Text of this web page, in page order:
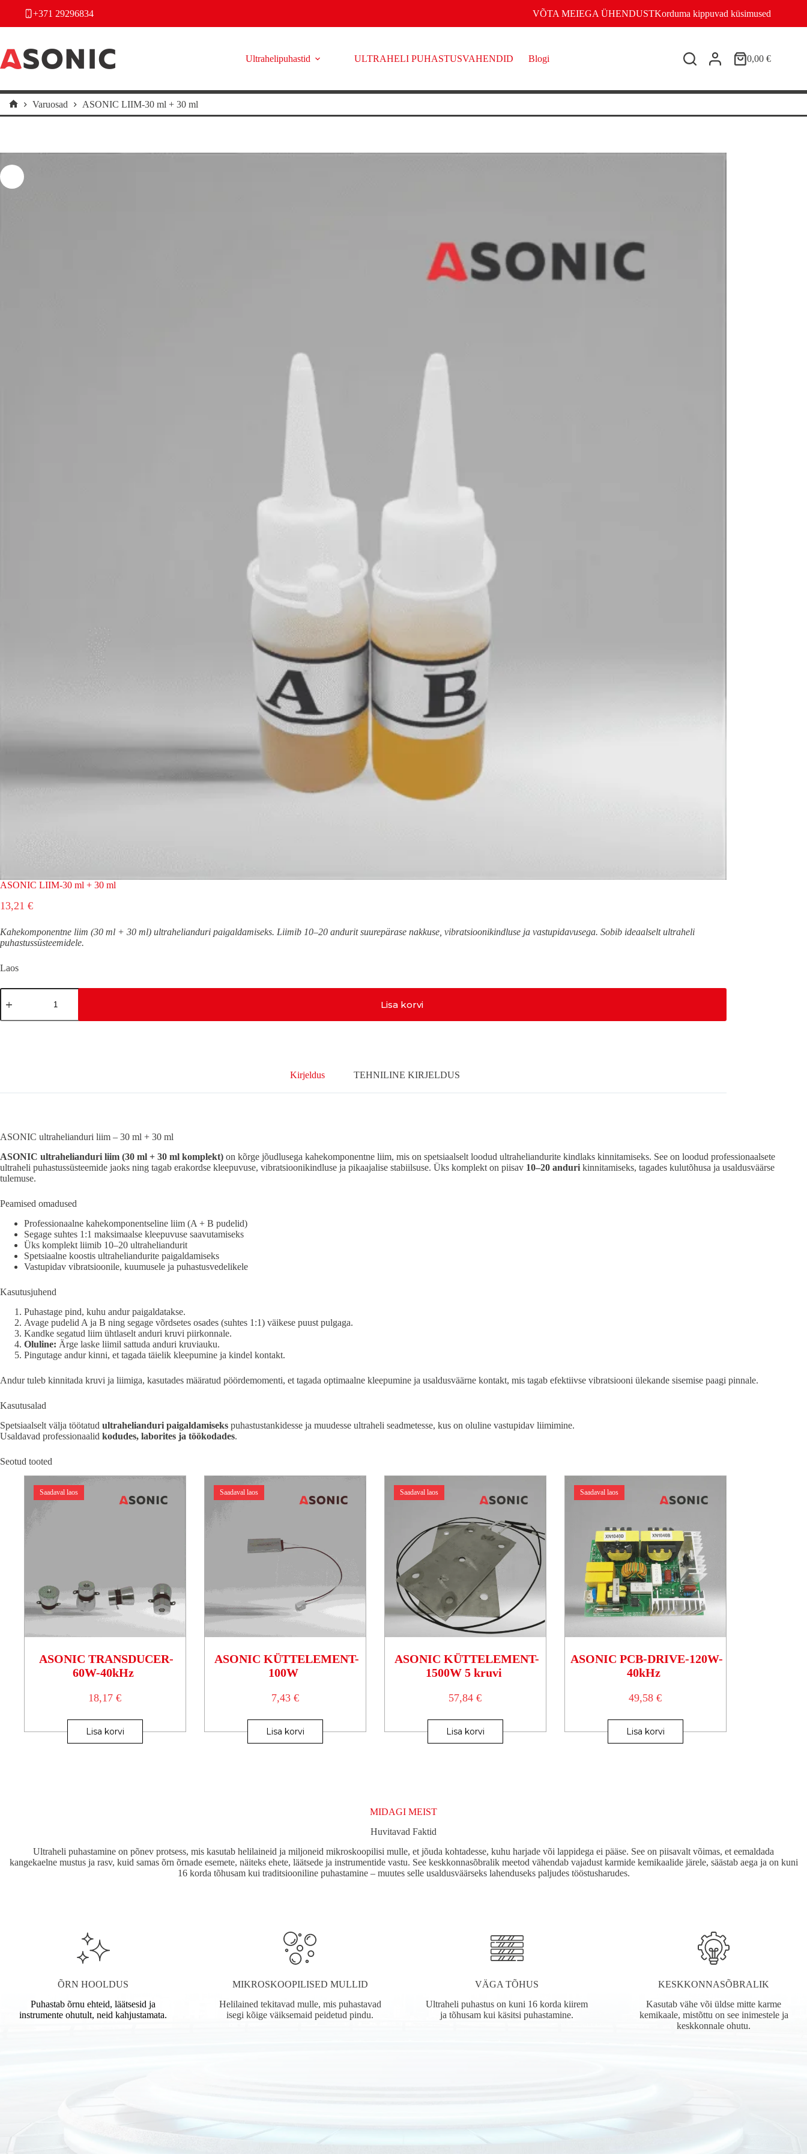
content
+371 29296834 VÕTA MEIEGA ÜHENDUSTKorduma kippuvad küsimused
Ultrahelipuhastid ULTRAHELI PUHASTUSVAHENDID Blogi
Shopping
0,00 €
Home
Varuosad ASONIC LIIM-30 ml + 30 ml
ASONIC LIIM-30 ml + 30 ml
13,21 €
Kahekomponentne liim (30 ml + 30 ml) ultrahelianduri paigaldamiseks. Liimib 10–20 andurit suurepärase nakkuse, vibratsioonikindluse ja vastupidavusega. Sobib ideaalselt ultraheli
puhastussüsteemidele.
Laos
ASONIC
LIIM-
ml
Lisa korvi
Kirjeldus TEHNILINE KIRJELDUS
ASONIC ultrahelianduri liim – 30 ml + 30 ml
ASONIC ultrahelianduri liim (30 ml + 30 ml komplekt) on kõrge jõudlusega kahekomponentne liim, mis on spetsiaalselt loodud ultraheliandurite kindlaks kinnitamiseks. See on loodud professionaalsete
ultraheli puhastussüsteemide jaoks ning tagab erakordse kleepuvuse, vibratsioonikindluse ja pikaajalise stabiilsuse. Üks komplekt on piisav 10–20 anduri kinnitamiseks, tagades kulutõhusa ja usaldusväärse
tulemuse.
Peamised omadused
Professionaalne kahekomponentseline liim (A + B pudelid)
Segage suhtes 1:1 maksimaalse kleepuvuse saavutamiseks
Üks komplekt liimib 10–20 ultraheliandurit
Spetsiaalne koostis ultraheliandurite paigaldamiseks
Vastupidav vibratsioonile, kuumusele ja puhastusvedelikele
Kasutusjuhend
Puhastage pind, kuhu andur paigaldatakse.
Avage pudelid A ja B ning segage võrdsetes osades (suhtes 1:1) väikese puust pulgaga.
Kandke segatud liim ühtlaselt anduri kruvi piirkonnale.
Oluline: Ärge laske liimil sattuda anduri kruviauku.
Pingutage andur kinni, et tagada täielik kleepumine ja kindel kontakt.
Andur tuleb kinnitada kruvi ja liimiga, kasutades määratud pöördemomenti, et tagada optimaalne kleepumine ja usaldusväärne kontakt, mis tagab efektiivse vibratsiooni ülekande sisemise paagi pinnale.
Kasutusalad
Spetsiaalselt välja töötatud ultrahelianduri paigaldamiseks puhastustankidesse ja muudesse ultraheli seadmetesse, kus on oluline vastupidav liimimine.
Usaldavad professionaalid kodudes, laborites ja töökodades.
Seotud tooted
Saadaval laos
ASONIC TRANSDUCER-
60W-40kHz
18,17€
Lisa korvi
Saadaval laos
ASONIC KÜTTELEMENT-
100W
7,43 €
Lisa korvi
Saadaval laos
ASONIC KÜTTELEMENT-
1500W 5 kruvi
57,84€
Lisa korvi
Saadaval laos
ASONIC PCB-DRIVE-120W-
40kHz
49,58€
Lisa korvi
MIDAGI MEIST
Huvitavad Faktid
Ultraheli puhastamine on põnev protsess, mis kasutab helilaineid ja miljoneid mikroskoopilisi mulle, et jõuda kohtadesse, kuhu harjade või lappidega ei pääse. See on piisavalt võimas, et eemaldada
kangekaelne mustus ja rasv, kuid samas õrn õrnade esemete, näiteks ehete, läätsede ja instrumentide vastu. See keskkonnasõbralik meetod vähendab vajadust karmide kemikaalide järele, säästab aega ja on kuni
16 korda tõhusam kui traditsiooniline puhastamine – muutes selle usaldusväärseks lahenduseks paljudes tööstusharudes.
ÕRN HOOLDUS
Puhastab õrnu ehteid, läätsesid ja
instrumente ohutult, neid kahjustamata.
MIKROSKOOPILISED MULLID
Helilained tekitavad mulle, mis puhastavad
isegi kõige väiksemaid peidetud pindu.
VÄGA TÕHUS
Ultraheli puhastus on kuni 16 korda kiirem
ja tõhusam kui käsitsi puhastamine.
KESKKONNASÕBRALIK
Kasutab vähe või üldse mitte karme
kemikaale, mistõttu on see inimestele ja
keskkonnale ohutu.